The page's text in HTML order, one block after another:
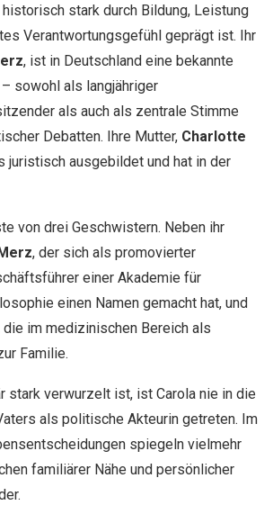
stark durch Bildung, Leistung
Verantwortungsgefühl geprägt ist. Ihr
, ist in Deutschland eine bekannte
sowohl als langjähriger
als auch als zentrale Stimme
Debatten. Ihre Mutter, Charlotte
juristisch ausgebildet und hat in der
von drei Geschwistern. Neben ihr
, der sich als promovierter
einer Akademie für
einen Namen gemacht hat, und
die im medizinischen Bereich als
Familie.
stark verwurzelt ist, ist Carola nie in die
als politische Akteurin getreten. Im
spiegeln vielmehr
familiärer Nähe und persönlicher